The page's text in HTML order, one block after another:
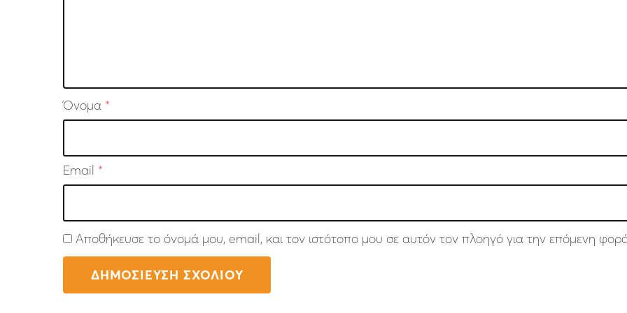
Όνομα *
Email *
Αποθήκευσε το όνομά μου, email, και τον ιστότοπο μου σε αυτόν τον πλοηγό για την επόμενη